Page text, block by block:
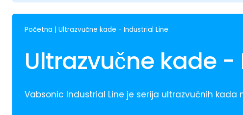
Početna Ultrazvučne kade - Industrial Line
Ultrazvučne kade
Vabsonic Industrial Line je serija ultrazvučnih